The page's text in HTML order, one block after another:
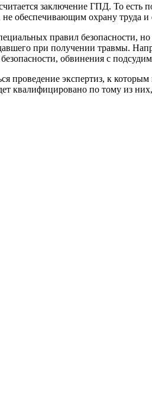
заключение ГПД. То
обеспечивающим охрану труда
правил
при получении травмы.
обвинения с
проведение экспертиз, к
квалифицировано по тому из